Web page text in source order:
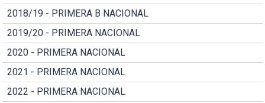
2018/19 - PRIMERA B NACIONAL
2019/20 - PRIMERA NACIONAL
2020 - PRIMERA NACIONAL
2021 - PRIMERA NACIONAL
2022 - PRIMERA NACIONAL